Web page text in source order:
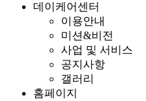
데이케어센터
이용안내
미션&비전
사업 및 서비스
공지사항
갤러리
홈페이지